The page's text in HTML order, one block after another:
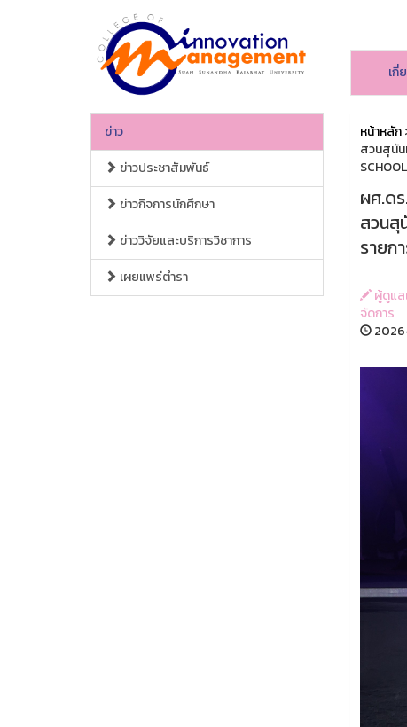
เกี่
ข่าว
ข่าวประชาสัมพันธ์
ข่าวกิจการนักศึกษา
ข่าววิจัยและบริการวิชาการ
เผยแพร่ตำรา
หน้าหลัก
สวนสุนัน
ผศ.ด
สวนสุ
รายก
ผู้ดูแล
จัดการ